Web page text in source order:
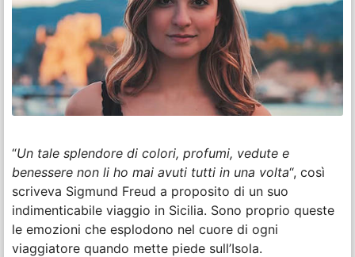
“Un tale splendore di colori, profumi, vedute e
benessere non li ho mai avuti tutti in una volta“, così
scriveva Sigmund Freud a proposito di un suo
indimenticabile viaggio in Sicilia. Sono proprio queste
le emozioni che esplodono nel cuore di ogni
viaggiatore quando mette piede sull’Isola.